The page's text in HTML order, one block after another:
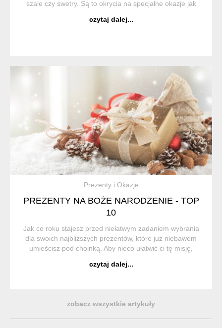
szale czy swetry. Są to okrycia na specjalne okazje jak
co dzień do zwiewnej sukien...
czytaj dalej...
Prezenty i Okazje
PREZENTY NA BOŻE NARODZENIE - TOP
10
Jak co roku stajesz przed niełatwym zadaniem wybrania
dla swoich najbliższych prezentów, które już niebawem
umieścisz pod choinką. Aby nieco ułatwić ci tę misję,
popularność nie maleje. Postaw na sprawd...
czytaj dalej...
zobacz wszystkie artykuły